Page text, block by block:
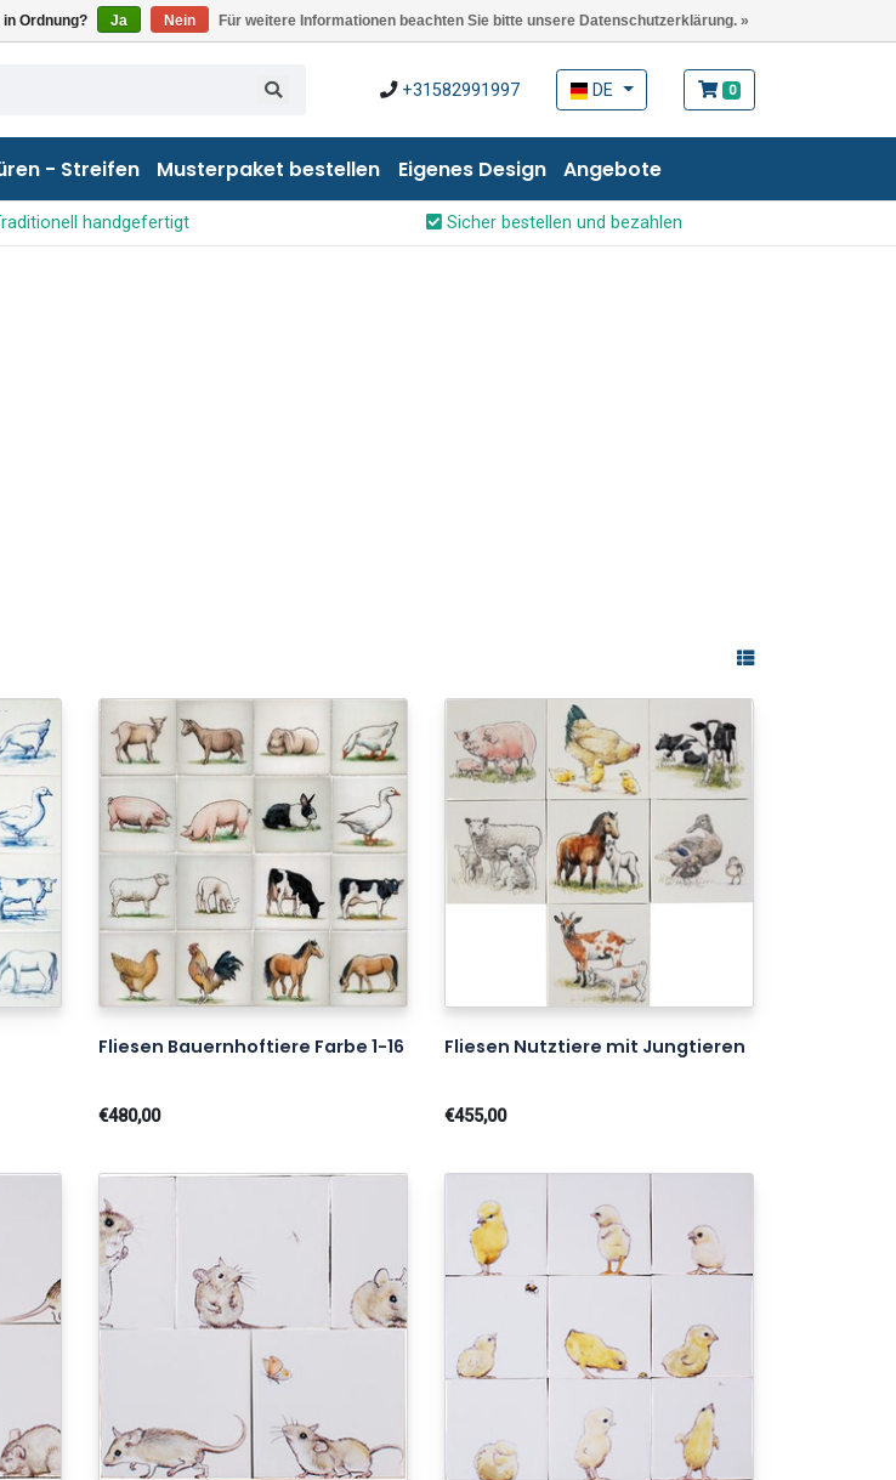
Ordnung? Ja Nein Für weitere Informationen beachten Sie bitte unsere Datenschutzerklärung. »
+31582991997 DE 0
- Streifen Musterpaket bestellen Eigenes Design Angebote
handgefertigt Sicher bestellen und bezahlen
Fliesen Bauernhoftiere Farbe 1-16
€480,00
Fliesen Nutztiere mit Jungtieren
€455,00